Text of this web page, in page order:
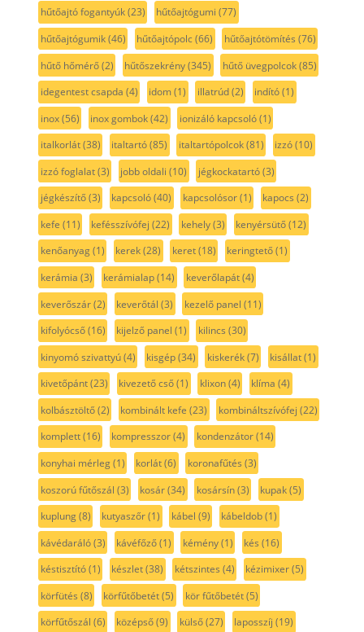
hűtőajtó fogantyúk(23) hűtőajtógumi (77)
hűtőajtógumik(46) hűtőajtópolc(66) hűtőajtótömítés (76)
hűtő hőmérő(2) hűtőszekrény(345) hűtő üvegpolcok(85)
idegentest csapda (4) idom(1) illatrúd(2) indító(1)
inox(56) inox gombok(42) ionizáló kapcsoló(1)
italkorlát(38) italtartó(85) italtartópolcok(81) izzó(10)
izzó foglalat(3) jobb oldali (10) jégkockatartó(3)
jégkészítő(3) kapcsoló(40) kapcsolósor(1) kapocs (2)
kefe (11) kefésszívófej (22) kehely(3) kenyérsütő(12)
kenőanyag(1) kerek(28) keret(18) keringtető(1)
kerámia (3) kerámialap(14) keverőlapát(4)
keverőszár(2) keverőtál (3) kezelő panel (11)
kifolyócső(16) kijelző panel (1) kilincs (30)
kinyomó szivattyú(4) kisgép(34) kiskerék(7) kisállat(1)
kivetőpánt(23) kivezető cső(1) klixon(4) klíma (4)
kolbásztöltő(2) kombinált kefe (23) kombináltszívófej (22)
komplett(16) kompresszor(4) kondenzátor(14)
konyhai mérleg(1) korlát(6) koronafűtés (3)
koszorú fűtőszál (3) kosár(34) kosársín(3) kupak(5)
kuplung(8) kutyaszőr(1) kábel (9) kábeldob(1)
kávédaráló(3) kávéfőző(1) kémény(1) kés (16)
késtisztító(1) készlet(38) kétszintes (4) kézimixer(5)
körfütés (8) körfűtőbetét(5) kör fűtőbetét(5)
körfűtőszál (6) középső(9) külső(27) laposszíj (19)